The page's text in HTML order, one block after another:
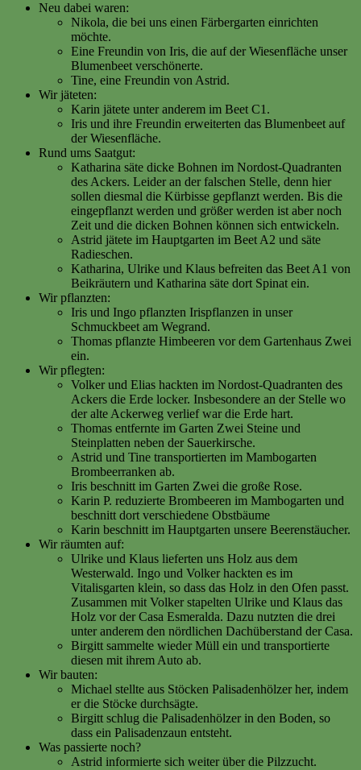
Neu dabei waren:
Nikola, die bei uns einen Färbergarten einrichten
möchte.
Eine Freundin von Iris, die auf der Wiesenfläche unser
Blumenbeet verschönerte.
Tine, eine Freundin von Astrid.
Wir jäteten:
Karin jätete unter anderem im Beet C1.
Iris und ihre Freundin erweiterten das Blumenbeet auf
der Wiesenfläche.
Rund ums Saatgut:
Katharina säte dicke Bohnen im Nordost-Quadranten
des Ackers. Leider an der falschen Stelle, denn hier
sollen diesmal die Kürbisse gepflanzt werden. Bis die
eingepflanzt werden und größer werden ist aber noch
Zeit und die dicken Bohnen können sich entwickeln.
Astrid jätete im Hauptgarten im Beet A2 und säte
Radieschen.
Katharina, Ulrike und Klaus befreiten das Beet A1 von
Beikräutern und Katharina säte dort Spinat ein.
Wir pflanzten:
Iris und Ingo pflanzten Irispflanzen in unser
Schmuckbeet am Wegrand.
Thomas pflanzte Himbeeren vor dem Gartenhaus Zwei
ein.
Wir pflegten:
Volker und Elias hackten im Nordost-Quadranten des
Ackers die Erde locker. Insbesondere an der Stelle wo
der alte Ackerweg verlief war die Erde hart.
Thomas entfernte im Garten Zwei Steine und
Steinplatten neben der Sauerkirsche.
Astrid und Tine transportierten im Mambogarten
Brombeerranken ab.
Iris beschnitt im Garten Zwei die große Rose.
Karin P. reduzierte Brombeeren im Mambogarten und
beschnitt dort verschiedene Obstbäume
Karin beschnitt im Hauptgarten unsere Beerenstäucher.
Wir räumten auf:
Ulrike und Klaus lieferten uns Holz aus dem
Westerwald. Ingo und Volker hackten es im
Vitalisgarten klein, so dass das Holz in den Ofen passt.
Zusammen mit Volker stapelten Ulrike und Klaus das
Holz vor der Casa Esmeralda. Dazu nutzten die drei
unter anderem den nördlichen Dachüberstand der Casa.
Birgitt sammelte wieder Müll ein und transportierte
diesen mit ihrem Auto ab.
Wir bauten:
Michael stellte aus Stöcken Palisadenhölzer her, indem
er die Stöcke durchsägte.
Birgitt schlug die Palisadenhölzer in den Boden, so
dass ein Palisadenzaun entsteht.
Was passierte noch?
Astrid informierte sich weiter über die Pilzzucht.